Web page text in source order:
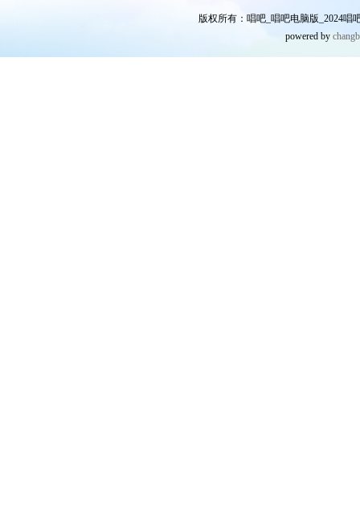
版权所有：唱吧_唱吧电脑版_2024唱
powered by